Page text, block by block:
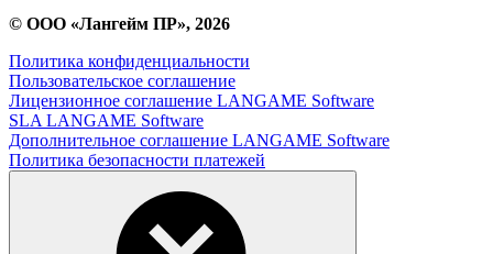
© ООО «Лангейм ПР», 2026
Политика конфиденциальности
Пользовательское соглашение
Лицензионное соглашение LANGAME Software
SLA LANGAME Software
Дополнительное соглашение LANGAME Software
Политика безопасности платежей